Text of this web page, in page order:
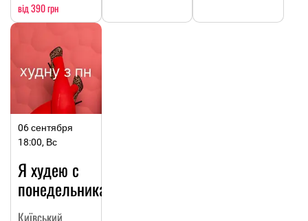
від 390 грн
06 сентября
18:00, Вс
Я худею с
понедельника.
Київський